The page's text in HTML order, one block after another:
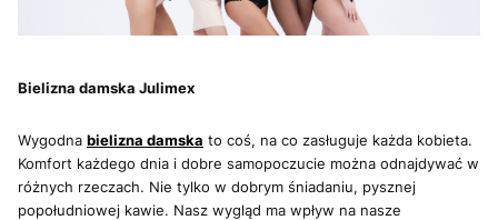
Bielizna damska Julimex
Wygodna bielizna damska to coś, na co zasługuje każda kobieta.
Komfort każdego dnia i dobre samopoczucie można odnajdywać w
różnych rzeczach. Nie tylko w dobrym śniadaniu, pysznej
popołudniowej kawie. Nasz wygląd ma wpływ na nasze